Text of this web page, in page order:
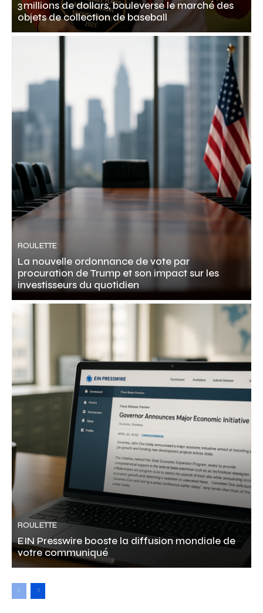
3 millions de dollars, bouleverse le marché des
objets de collection de baseball
ROULETTE
La nouvelle ordonnance de vote par
procuration de Trump et son impact sur les
investisseurs du quotidien
ROULETTE
EIN Presswire booste la diffusion mondiale de
votre communiqué